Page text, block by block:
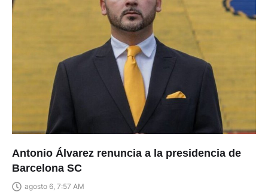
Antonio Álvarez renuncia a la presidencia de
Barcelona SC
agosto 6, 7:57 AM